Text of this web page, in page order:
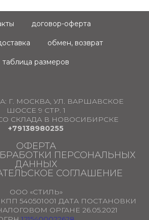
договор-оферта
обмен, возврат
таблица размеров
Г. МОСКВА, УЛ. ВАРШАВСКОЕ
ШОССЕ 9 СТР. 1
СКЛАДА В НОВОСИБИРСКЕ
+79138980255
ОФЕРТА
ПЕРСОНАЛЬНЫХ
ДАННЫХ
СОГЛАШЕНИЕ
ООО «СТИЛЬ»
КПП 540501001 ДАТА ПОСТАНОВКИ
ОРГАНЕ 26.05.2021